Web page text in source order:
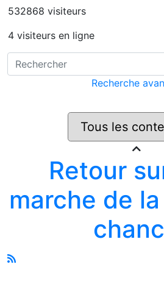
532868 visiteurs
4 visiteurs en ligne
Recherche
Retour
marche de